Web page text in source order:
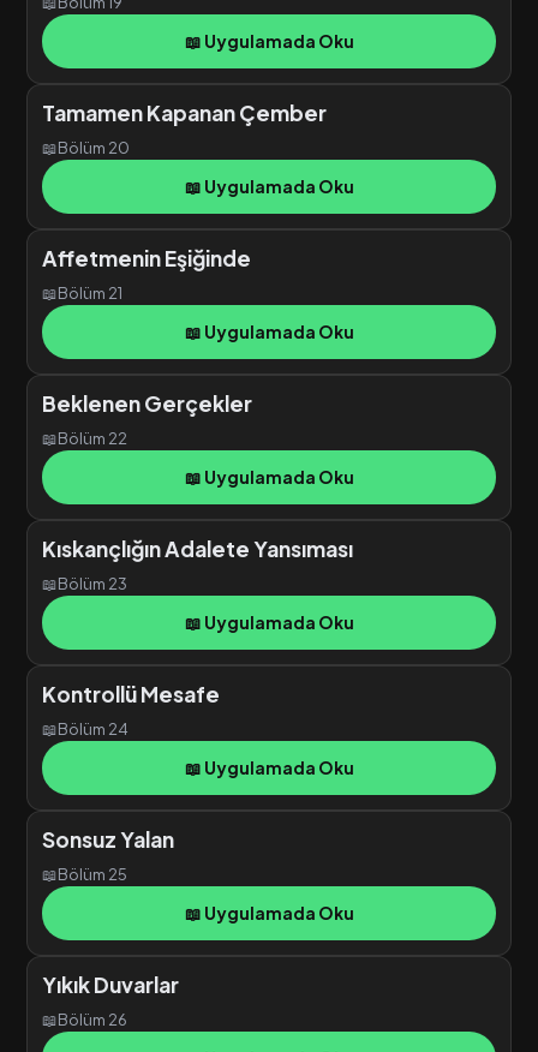
📖 Uygulamada Oku
Tamamen Kapanan Çember
📖Bölüm 20
📖 Uygulamada Oku
Affetmenin Eşiğinde
📖Bölüm 21
📖 Uygulamada Oku
Beklenen Gerçekler
📖Bölüm 22
📖 Uygulamada Oku
Kıskançlığın Adalete Yansıması
📖Bölüm 23
📖 Uygulamada Oku
Kontrollü Mesafe
📖Bölüm 24
📖 Uygulamada Oku
Sonsuz Yalan
📖Bölüm 25
📖 Uygulamada Oku
Yıkık Duvarlar
📖Bölüm 26